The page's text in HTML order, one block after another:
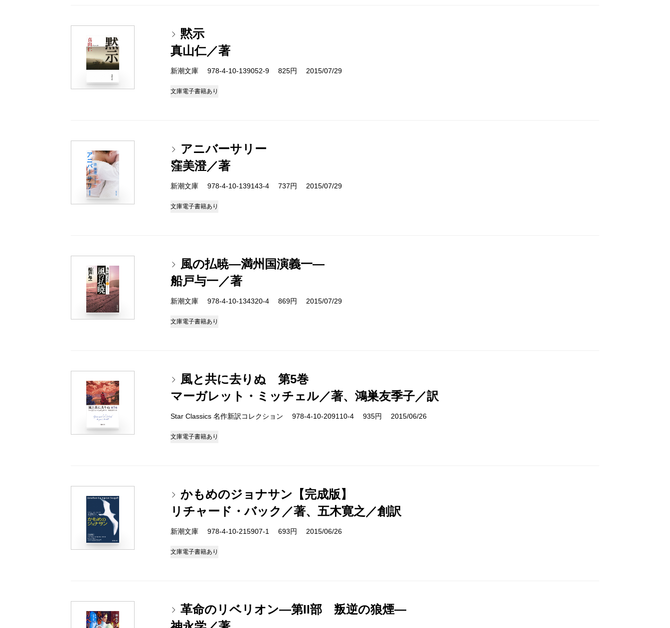
黙示
真山仁／著
新潮文庫 978-4-10-139052-9 825円 2015/07/29
文庫電子書籍あり
アニバーサリー
窪美澄／著
新潮文庫 978-4-10-139143-4 737円 2015/07/29
文庫電子書籍あり
風の払暁―満州国演義一―
船戸与一／著
新潮文庫 978-4-10-134320-4 869円 2015/07/29
文庫電子書籍あり
風と共に去りぬ 第5巻
マーガレット・ミッチェル／著、鴻巣友季子／訳
Star Classics 名作新訳コレクション 978-4-10-209110-4 935円 2015/06/26
文庫電子書籍あり
かもめのジョナサン【完成版】
リチャード・バック／著、五木寛之／創訳
新潮文庫 978-4-10-215907-1 693円 2015/06/26
文庫電子書籍あり
革命のリベリオン―第II部 叛逆の狼煙―